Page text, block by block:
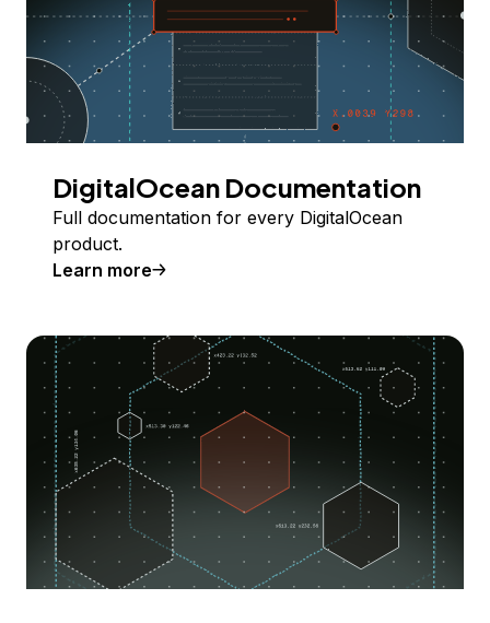
DigitalOcean Documentation
Full documentation for every DigitalOcean
product.
Learn more